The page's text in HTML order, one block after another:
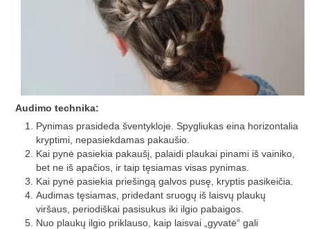
Audimo technika:
Pynimas prasideda šventykloje. Spygliukas eina horizontalia
kryptimi, nepasiekdamas pakaušio.
Kai pynė pasiekia pakaušį, palaidi plaukai pinami iš vainiko,
bet ne iš apačios, ir taip tęsiamas visas pynimas.
Kai pynė pasiekia priešingą galvos pusę, kryptis pasikeičia.
Audimas tęsiamas, pridedant sruogų iš laisvų plaukų
viršaus, periodiškai pasisukus iki ilgio pabaigos.
Nuo plaukų ilgio priklauso, kaip laisvai „gyvatė“ gali